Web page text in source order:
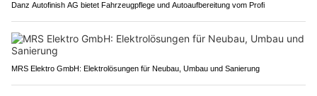
Danz Autofinish AG bietet Fahrzeugpflege und Autoaufbereitung vom Profi
MRS Elektro GmbH: Elektrolösungen für Neubau, Umbau und Sanierung